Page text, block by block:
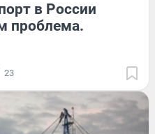
в России
проблема.
23